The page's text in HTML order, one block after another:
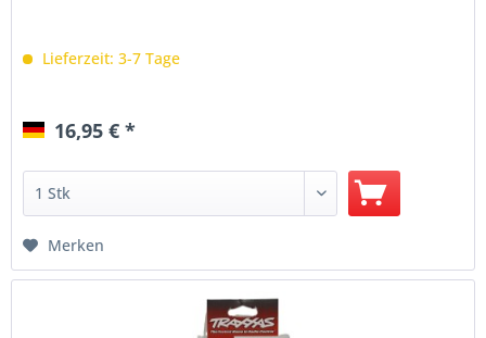
Lieferzeit: 3-7 Tage
16,95 € *
Merken